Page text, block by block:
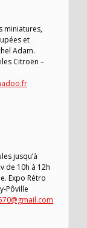
miniatures,
et
Adam.
Citroën –
jusqu’à
de 10h à 12h
Expo Rétro
Pôville